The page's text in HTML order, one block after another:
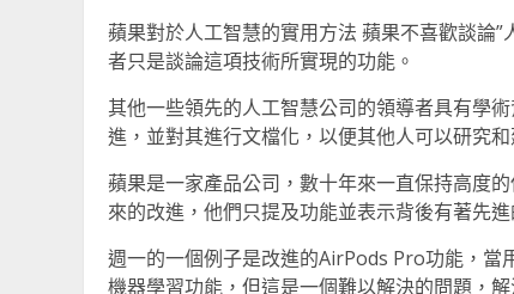
蘋果對於人工智慧的實用方法 蘋果不喜歡談論
者只是談論這項技術所實現的功能。
其他一些領先的人工智慧公司的領導者具有學
進，並對其進行文檔化，以便其他人可以研究和
蘋果是一家產品公司，數十年來一直保持高度
來的改進，他們只提及功能並表示背後有著先進
週一的一個例子是改進的AirPods Pro功能，當
機器學習功能，但這是一個難以解決的問題，